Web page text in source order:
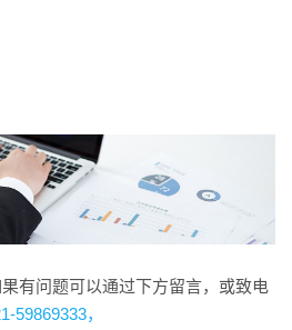
有问题可以通过下方留言，或致电
59869333，